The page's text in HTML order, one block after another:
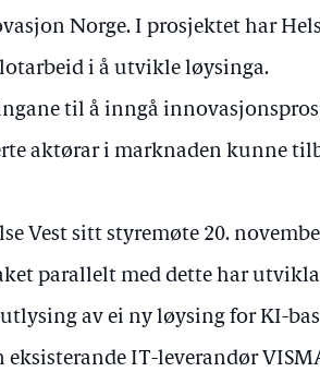
Norge. I prosjektet har
i å utvikle løysinga.
til å inngå
aktørar i marknaden kunne
Vest sitt styremøte 20.
parallelt med dette har
av ei ny løysing for KI-
eksisterande IT-leverandør